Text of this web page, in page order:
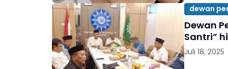
dewan
Dewan
Santri”
Juli 18, 2025